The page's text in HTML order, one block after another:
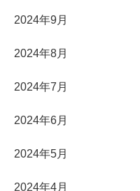
2024年9月
2024年8月
2024年7月
2024年6月
2024年5月
2024年4月